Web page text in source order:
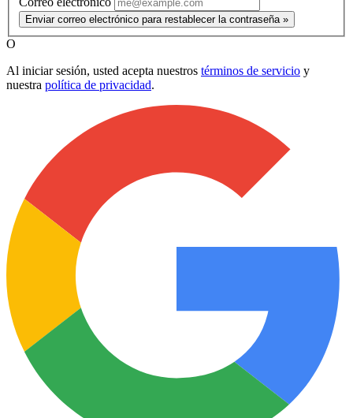
Enviar correo electrónico para restablecer la contraseña »
O
Al iniciar sesión, usted acepta nuestros términos de servicio y
nuestra política de privacidad.